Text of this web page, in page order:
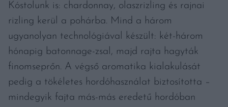
Kóstolunk is: chardonnay, olaszrizling és rajnai
rizling kerül a pohárba. Mind a három
ugyanolyan technológiával készült: két-három
hónapig batonnage-zsal, majd rajta hagyták
finomseprőn. A végső aromatika kialakulását
pedig a tökéletes hordóhasználat biztosította –
mindegyik fajta más-más eredetű hordóban